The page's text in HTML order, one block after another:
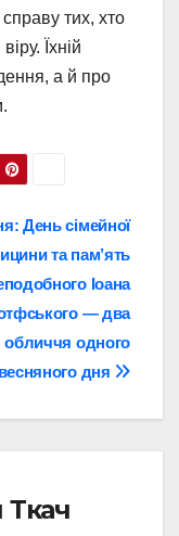
тих, хто
Їхній
а й про
День сімейної
та пам’ять
Іоана
— два
обличчя одного
весняного дня
Ткач